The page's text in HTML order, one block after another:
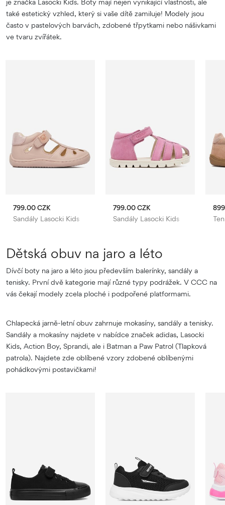
také estetický vzhled, který si vaše dítě zamiluje! Modely jsou
často v pastelových barvách, zdobené třpytkami nebo nášivkami
ve tvaru zvířátek.
Sandály Lasocki Kids
799.00 CZK
Sandály Lasocki Kids
799.00 CZK
Dětská obuv na jaro a léto
Dívčí boty na jaro a léto jsou především balerínky, sandály a
tenisky. První dvě kategorie mají různé typy podrážek. V CCC na
vás čekají modely zcela ploché i podpořené platformami.
Chlapecká jarně-letní obuv zahrnuje mokasíny, sandály a tenisky.
Sandály a mokasíny najdete v nabídce značek adidas, Lasocki
Kids, Action Boy, Sprandi, ale i Batman a Paw Patrol (Tlapková
patrola). Najdete zde oblíbené vzory zdobené oblíbenými
pohádkovými postavičkami!